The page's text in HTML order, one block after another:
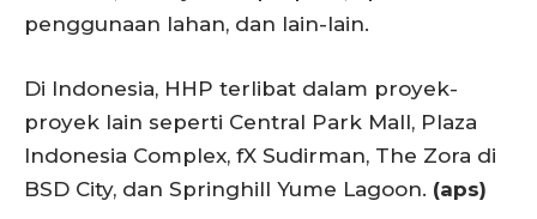
penggunaan lahan, dan lain-lain.
Di Indonesia, HHP terlibat dalam proyek-
proyek lain seperti Central Park Mall, Plaza
Indonesia Complex, fX Sudirman, The Zora di
BSD City, dan Springhill Yume Lagoon. (aps)